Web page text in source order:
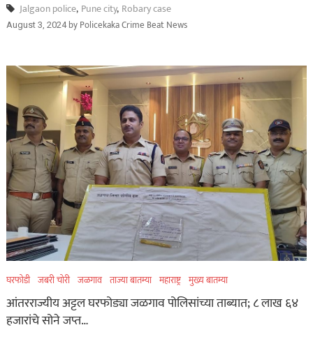
Jalgaon police, Pune city, Robary case
August 3, 2024byPolicekaka Crime Beat News
घरफोडी जबरी चोरी जळगाव ताज्या बातम्या महाराष्ट्र मुख्य बातम्या
आंतरराज्यीय अट्टल घरफोड्या जळगाव पोलिसांच्या ताब्यात; ८ लाख ६४
हजारांचे सोने जप्त…